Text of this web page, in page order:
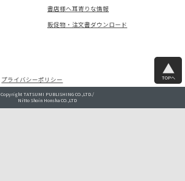
書店様へ耳寄りな情報
販促物・注文書ダウンロード
プライバシーポリシー TOPへ
Copyright TATSUMI PUBLISHING CO.,LTD./
Nitto Shoin Honsha CO.,LTD